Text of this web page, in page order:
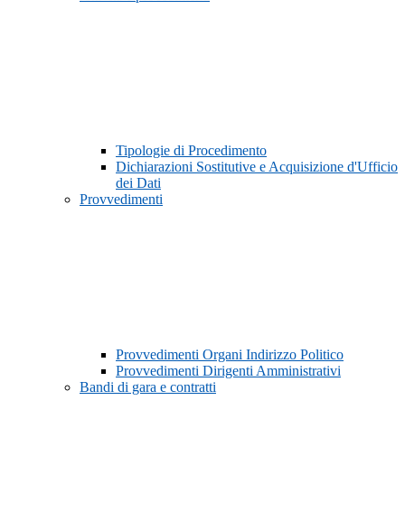
Tipologie di Procedimento
Dichiarazioni Sostitutive e Acquisizione d'Ufficio
dei Dati
Provvedimenti
Provvedimenti Organi Indirizzo Politico
Provvedimenti Dirigenti Amministrativi
Bandi di gara e contratti